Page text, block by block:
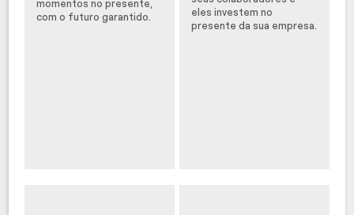
momentos no presente,
com o futuro garantido.
eles investem no
presente da sua empresa.